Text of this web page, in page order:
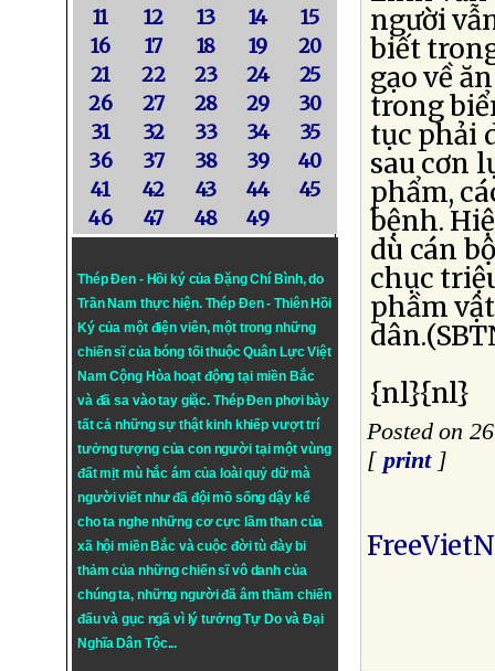
11
12 13 14
15
16
17 18 19
20
21
22 23 24
25
26
27 28 29
30
31
32 33 34
35
36
37 38 39
40
41
42 43 44
45
46
47 48 49
Thép Đen - Hồi ký của Đặng Chí Bình, do
Trần Nam thực hiện. Thép Đen- Thiên Hồi
Ký của một điện viên, một trong những
chiến sĩ của bóng tối thuộc Quân Lực Việt
Nam Cộng Hòa hoạt động tại miền Bắc
và đã sa vào tay giặc. Thép Đen phơi bày
tất cả những sự thật kinh khiếp vượt trí
tưởng tượng của con người tại một vùng
đất mịt mù hắc ám của loài quỷ dữ mà
người viết như đã đội mồ sống dậy kể
cho ta nghe những cơ cực lầm than của
xã hội miền Bắc và cuộc đời tù đày bi
thảm của những chiến sĩ vô danh của
chúng ta, những người đã âm thầm chiến
đấu và gục ngã vì lý tưởngTự DovàĐại
Nghĩa Dân Tộc...
người
biết
gạo về
trong
tục phải
sau cơn
phẩm,
bệnh.
dù cán
chục
phầm
{nl}{nl}
Posted on
[ print]